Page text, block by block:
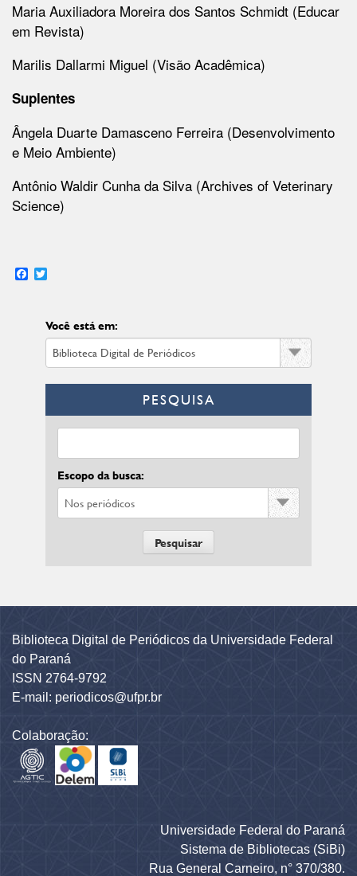
Maria Auxiliadora Moreira dos Santos Schmidt (Educar
em Revista)
Marilis Dallarmi Miguel (Visão Acadêmica)
Suplentes
Ângela Duarte Damasceno Ferreira (Desenvolvimento
e Meio Ambiente)
Antônio Waldir Cunha da Silva (Archives of Veterinary
Science)
Facebook
Você está em:
PESQUISA
Escopo da busca:
Biblioteca Digital de Periódicos da Universidade Federal
do Paraná
ISSN 2764-9792
E-mail: periodicos@ufpr.br
Colaboração:
Universidade Federal do Paraná
Sistema de Bibliotecas (SiBi)
Rua General Carneiro, n° 370/380.